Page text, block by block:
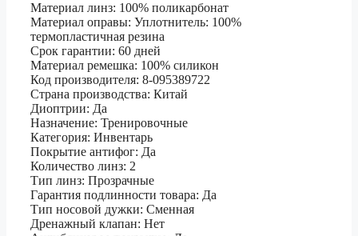
Материал линз: 100% поликарбонат
Материал оправы: Уплотнитель: 100%
термопластичная резина
Срок гарантии: 60 дней
Материал ремешка: 100% силикон
Код производителя: 8-095389722
Страна производства: Китай
Диоптрии: Да
Назначение: Тренировочные
Категория: Инвентарь
Покрытие антифог: Да
Количество линз: 2
Тип линз: Прозрачные
Гарантия подлинности товара: Да
Тип носовой дужки: Сменная
Дренажный клапан: Нет